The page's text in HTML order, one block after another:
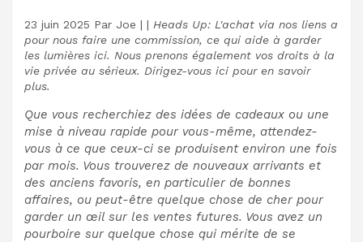
23 juin 2025 Par Joe | | Heads Up: L'achat via nos liens a
pour nous faire une commission, ce qui aide à garder
les lumières ici. Nous prenons également vos droits à la
vie privée au sérieux. Dirigez-vous ici pour en savoir
plus.
Que vous recherchiez des idées de cadeaux ou une
mise à niveau rapide pour vous-même, attendez-
vous à ce que ceux-ci se produisent environ une fois
par mois. Vous trouverez de nouveaux arrivants et
des anciens favoris, en particulier de bonnes
affaires, ou peut-être quelque chose de cher pour
garder un œil sur les ventes futures. Vous avez un
pourboire sur quelque chose qui mérite de se